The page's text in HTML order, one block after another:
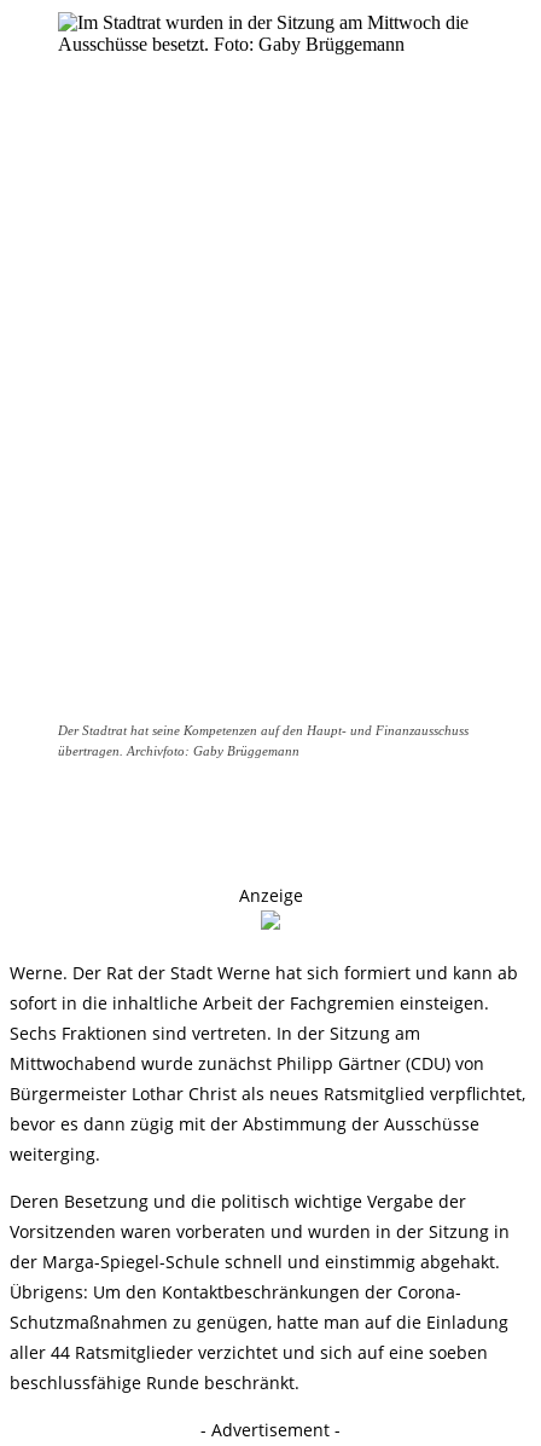
Der Stadtrat hat seine Kompetenzen auf den Haupt- und Finanzausschuss
übertragen. Archivfoto: Gaby Brüggemann
Anzeige
Werne. Der Rat der Stadt Werne hat sich formiert und kann ab
sofort in die inhaltliche Arbeit der Fachgremien einsteigen.
Sechs Fraktionen sind vertreten. In der Sitzung am
Mittwochabend wurde zunächst Philipp Gärtner (CDU) von
Bürgermeister Lothar Christ als neues Ratsmitglied verpflichtet,
bevor es dann zügig mit der Abstimmung der Ausschüsse
weiterging.
Deren Besetzung und die politisch wichtige Vergabe der
Vorsitzenden waren vorberaten und wurden in der Sitzung in
der Marga-Spiegel-Schule schnell und einstimmig abgehakt.
Übrigens: Um den Kontaktbeschränkungen der Corona-
Schutzmaßnahmen zu genügen, hatte man auf die Einladung
aller 44 Ratsmitglieder verzichtet und sich auf eine soeben
beschlussfähige Runde beschränkt.
- Advertisement -